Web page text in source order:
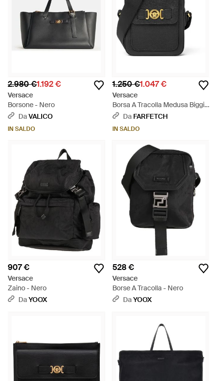
2.980 €1.192 €
Versace
Borsone - Nero
DaVALICO
IN SALDO
1.250 €1.047 €
Versace
Borsa A Tracolla Medusa Biggie
- Nero
Da FARFETCH
IN SALDO
907 €
Versace
Zaino - Nero
DaYOOX
528 €
Versace
Borse A Tracolla - Nero
DaYOOX